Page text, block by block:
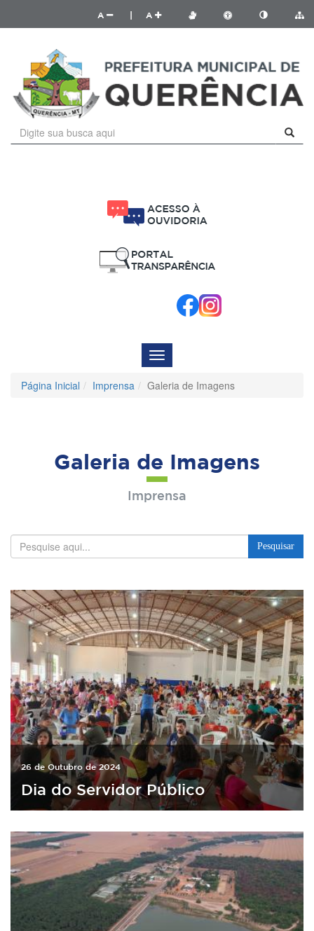
A A
Menu
de
Navegação
Página Inicial Imprensa Galeria de Imagens
Galeria de Imagens
Imprensa
Pesquisar
26 de Outubro de 2024
Dia do Servidor Público